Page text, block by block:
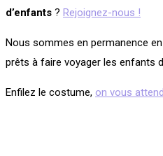
d’enfants ? Rejoignez-nous !
Nous sommes en permanence
prêts à faire voyager les enfants
Enfilez le costume, on vous attend